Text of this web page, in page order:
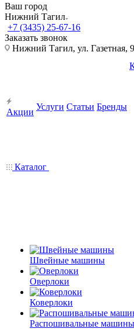
Ваш город
Нижний Тагил
+7 (3435) 25-67-16
Заказать звонок
Нижний Тагил, ул. Газетная,
Акции
Услуги Статьи Бренды
Каталог
Швейные машины
Оверлоки
Коверлоки
Распошивальные машины